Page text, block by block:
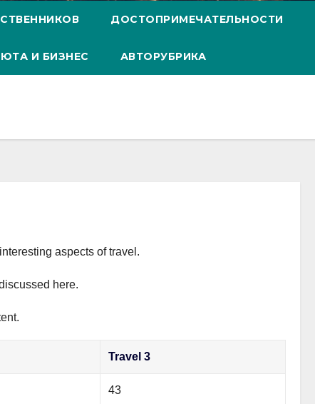
ДОСТОПРИМЕЧАТЕЛЬНОСТИ
И БИЗНЕС АВТОРУБРИКА
aspects of travel.
here.
Travel 3
43